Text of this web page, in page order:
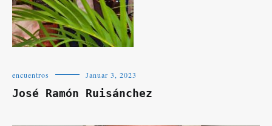
encuentros Januar 3, 2023
José Ramón Ruisánchez